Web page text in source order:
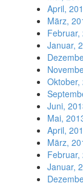
April,
März,
Februar,
Januar,
Oktober,
Juni,
Mai,
April,
März,
Februar,
Januar,